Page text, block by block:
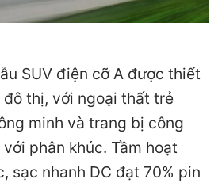
SUV điện cỡ A được thiết
thị, với ngoại thất trẻ
minh và trang bị công
phân khúc. Tầm hoạt
sạc nhanh DC đạt 70% pin